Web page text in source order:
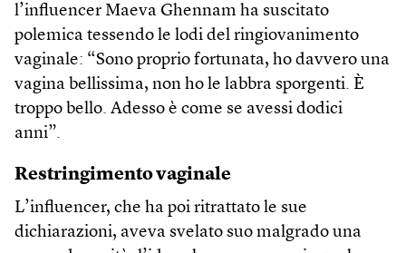
l’influencer Maeva Ghennam ha suscitato
polemica tessendo le lodi del ringiovanimento
vaginale: “Sono proprio fortunata, ho davvero una
vagina bellissima, non ho le labbra sporgenti. È
troppo bello. Adesso è come se avessi dodici
anni”.
Restringimento vaginale
L’influencer, che ha poi ritrattato le sue
dichiarazioni, aveva svelato suo malgrado una